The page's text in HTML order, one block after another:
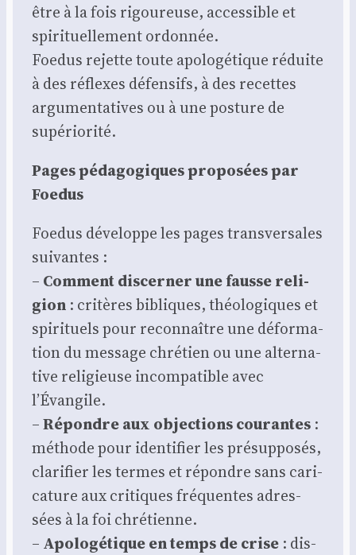
être à la fois rigou­reuse, acces­sible et
spi­ri­tuel­le­ment ordon­née.
Foe­dus rejette toute apo­lo­gé­tique réduite
à des réflexes défen­sifs, à des recettes
argu­men­ta­tives ou à une pos­ture de
supé­rio­ri­té.
Pages péda­go­giques pro­po­sées par
Foe­dus
Foe­dus déve­loppe les pages trans­ver­sales
sui­vantes :
– Com­ment dis­cer­ner une fausse reli­
gion : cri­tères bibliques, théo­lo­giques et
spi­ri­tuels pour recon­naître une défor­ma­
tion du mes­sage chré­tien ou une alter­na­
tive reli­gieuse incom­pa­tible avec
l’Évangile.
–Répondre aux objec­tions cou­rantes :
méthode pour iden­ti­fier les pré­sup­po­sés,
cla­ri­fier les termes et répondre sans cari­
ca­ture aux cri­tiques fré­quentes adres­
sées à la foi chré­tienne.
– Apo­lo­gé­tique en temps de crise : dis­